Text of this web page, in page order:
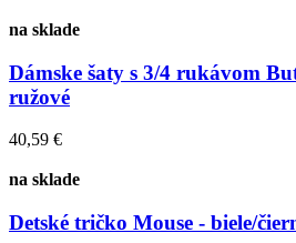
na sklade
Dámske šaty s 3/4 rukávom
ružové
40,59 €
na sklade
Detské tričko Mouse - biele/